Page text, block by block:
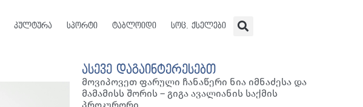
კულტურა სპორტი ტაბლოიდი სოც. ქსელები
ასევე დაგაინტერესებთ
მოვიპოვეთ ფარული ჩანაწერი ნია იმნაძესა და
მამამისს შორის – გიგა ავალიანის საქმის